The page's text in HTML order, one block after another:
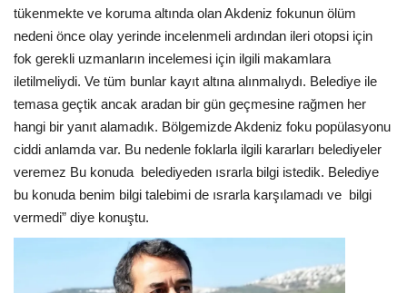
tükenmekte ve koruma altında olan Akdeniz fokunun ölüm
nedeni önce olay yerinde incelenmeli ardından ileri otopsi için
fok gerekli uzmanların incelemesi için ilgili makamlara
iletilmeliydi. Ve tüm bunlar kayıt altına alınmalıydı. Belediye ile
temasa geçtik ancak aradan bir gün geçmesine rağmen her
hangi bir yanıt alamadık. Bölgemizde Akdeniz foku popülasyonu
ciddi anlamda var. Bu nedenle foklarla ilgili kararları belediyeler
veremez Bu konuda belediyeden ısrarla bilgi istedik. Belediye
bu konuda benim bilgi talebimi de ısrarla karşılamadı ve bilgi
vermedi” diye konuştu.